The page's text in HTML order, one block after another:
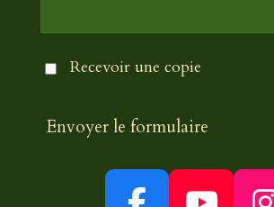
Recevoir une copie
Envoyer le formulaire